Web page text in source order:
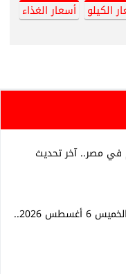
الكيلو
أسعار الغذاء
في مصر.. آخر تحديث
سعر الذهب اليوم الخميس 6 أغسطس 2026..